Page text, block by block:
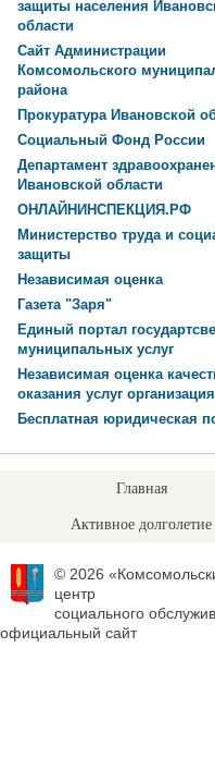
защиты населения
области
Сайт Администрации
Комсомольского
района
Прокуратура Ивановской
Социальный Фонд России
Департамент
Ивановской области
ОНЛАЙНИНСПЕКЦИЯ.РФ
Министерство труда и
защиты
Независимая оценка
Газета "Заря"
Единый портал
муниципальных услуг
Независимая оценка
оказания услуг
Бесплатная юридическая
Главная
Активное долголетие
© 2026
центр
социального
официальный сайт